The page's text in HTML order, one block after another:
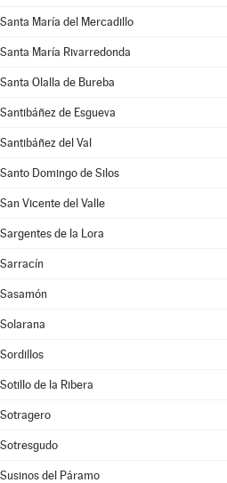
Santa María del Mercadillo
Santa María Rivarredonda
Santa Olalla de Bureba
Santibáñez de Esgueva
Santibáñez del Val
Santo Domingo de Silos
San Vicente del Valle
Sargentes de la Lora
Sarracín
Sasamón
Solarana
Sordillos
Sotillo de la Ribera
Sotragero
Sotresgudo
Susinos del Páramo